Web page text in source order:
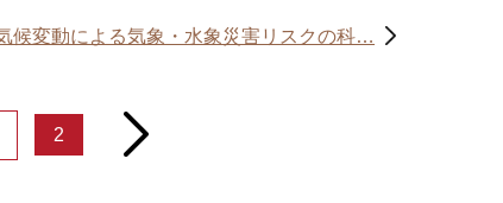
候変動による気象・水象災害リスクの科…
2 next